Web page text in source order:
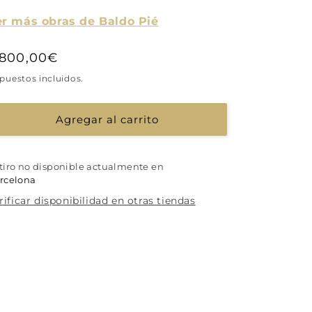
más obras de Baldo Pié
incluidos.
Agregar al carrito
no disponible actualmente en
disponibilidad en otras tiendas